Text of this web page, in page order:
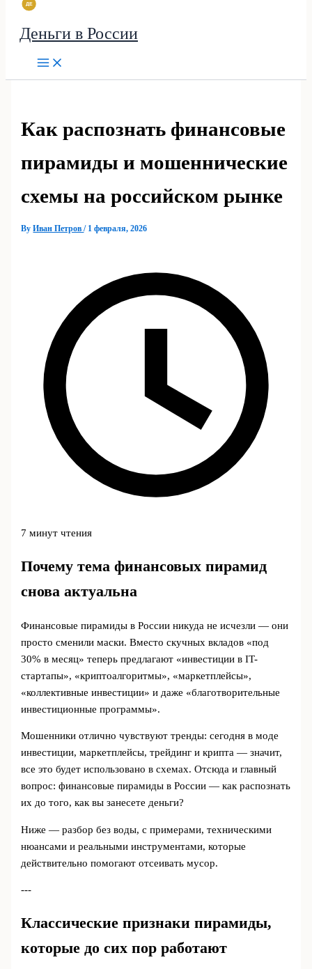
Деньги в России
Как распознать финансовые
пирамиды и мошеннические
схемы на российском рынке
ByИван Петров/ 1 февраля, 2026
7 минут чтения
Почему тема финансовых пирамид
снова актуальна
Финансовые пирамиды в России никуда не исчезли — они
просто сменили маски. Вместо скучных вкладов «под
30% в месяц» теперь предлагают «инвестиции в IT-
стартапы», «криптоалгоритмы», «маркетплейсы»,
«коллективные инвестиции» и даже «благотворительные
инвестиционные программы».
Мошенники отлично чувствуют тренды: сегодня в моде
инвестиции, маркетплейсы, трейдинг и крипта — значит,
все это будет использовано в схемах. Отсюда и главный
вопрос: финансовые пирамиды в России — как распознать
их до того, как вы занесете деньги?
Ниже — разбор без воды, с примерами, техническими
нюансами и реальными инструментами, которые
действительно помогают отсеивать мусор.
---
Классические признаки пирамиды,
которые до сих пор работают